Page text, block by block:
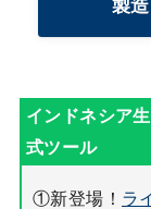
製
①新登場！ ラ